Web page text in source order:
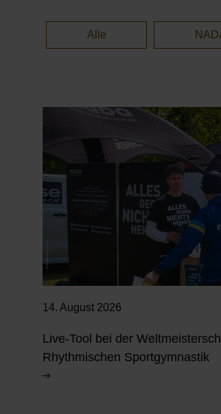
Alle
14. August 2026
Live-Tool bei der
Rhythmischen Sportgymnastik